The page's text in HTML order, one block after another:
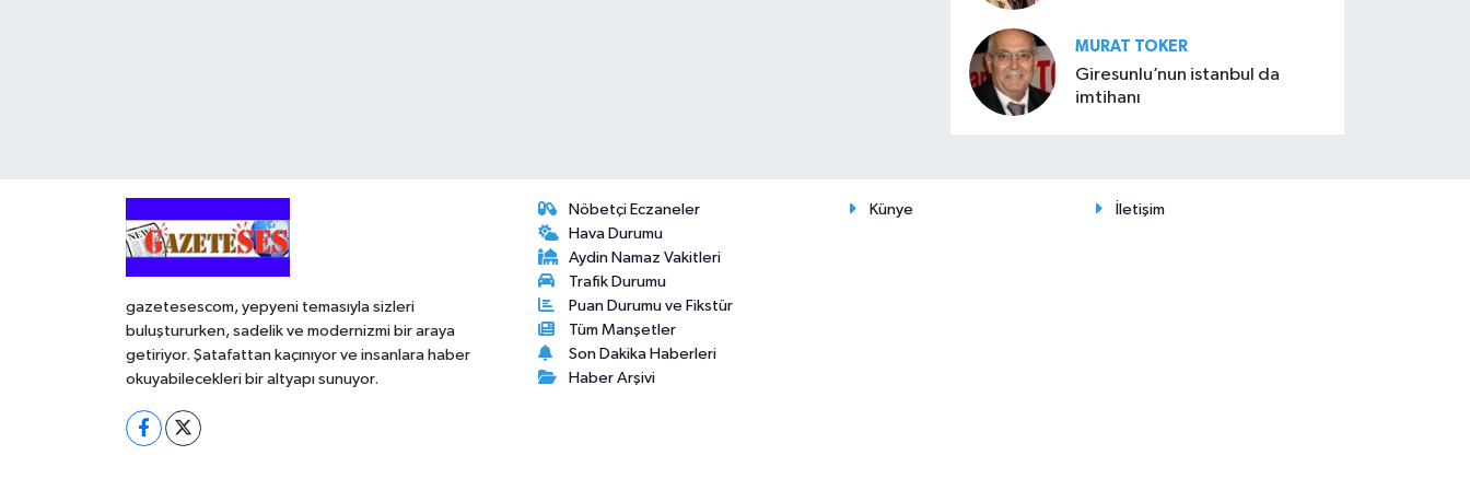
MURAT TOKER
Giresunlu’nun istanbul da
imtihanı
gazetesescom, yepyeni temasıyla sizleri
buluştururken, sadelik ve modernizmi bir araya
getiriyor. Şatafattan kaçınıyor ve insanlara haber
okuyabilecekleri bir altyapı sunuyor.
Nöbetçi Eczaneler
Hava Durumu
Aydin Namaz Vakitleri
Trafik Durumu
Puan Durumu ve Fikstür
Tüm Manşetler
Son Dakika Haberleri
Haber Arşivi
Künye İletişim